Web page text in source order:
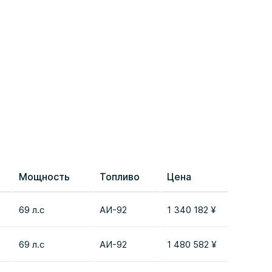
Мощность Топливо Цена
69 л.с AИ-92 1 340 182 ¥
69 л.с AИ-92 1 480 582 ¥